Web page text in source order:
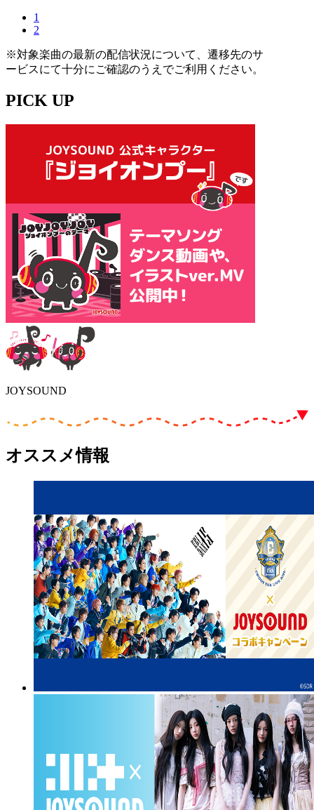
1
2
※対象楽曲の最新の配信状況について、遷移先のサ
ービスにて十分にご確認のうえでご利用ください。
PICK UP
JOYSOUND
オススメ情報